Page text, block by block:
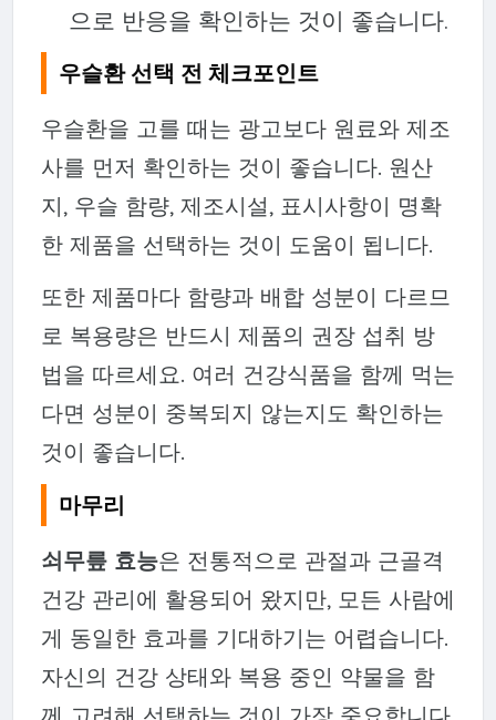
으로 반응을 확인하는 것이 좋습니다.
우슬환 선택 전 체크포인트
우슬환을 고를 때는 광고보다 원료와 제조
사를 먼저 확인하는 것이 좋습니다. 원산
지, 우슬 함량, 제조시설, 표시사항이 명확
한 제품을 선택하는 것이 도움이 됩니다.
또한 제품마다 함량과 배합 성분이 다르므
로 복용량은 반드시 제품의 권장 섭취 방
법을 따르세요. 여러 건강식품을 함께 먹는
다면 성분이 중복되지 않는지도 확인하는
것이 좋습니다.
마무리
쇠무릎 효능은 전통적으로 관절과 근골격
건강 관리에 활용되어 왔지만, 모든 사람에
게 동일한 효과를 기대하기는 어렵습니다.
자신의 건강 상태와 복용 중인 약물을 함